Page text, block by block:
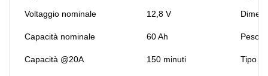
Voltaggio nominale 12,8 V
Capacità nominale 60 Ah Peso
Capacità @20A 150 minuti Tipo